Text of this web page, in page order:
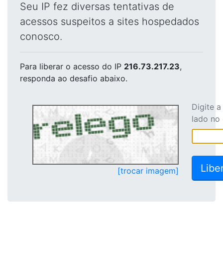
Seu IP fez diversas tentativas de
acessos suspeitos a sites hospedados
conosco.
Para liberar o acesso do IP 216.73.217.23,
responda ao desafio abaixo.
[trocar imagem]
Digite
lado no